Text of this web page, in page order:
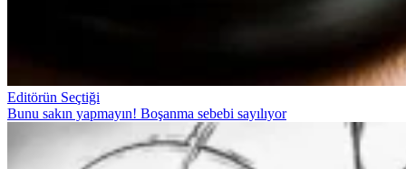
Editörün Seçtiği
Bunu sakın yapmayın! Boşanma sebebi sayılıyor